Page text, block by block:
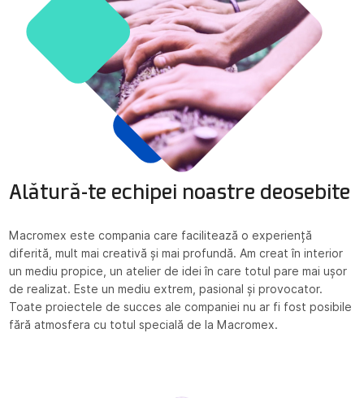
Alătură-te echipei noastre deosebite
Macromex este compania care facilitează o experiență
diferită, mult mai creativă și mai profundă. Am creat în interior
un mediu propice, un atelier de idei în care totul pare mai ușor
de realizat. Este un mediu extrem, pasional și provocator.
Toate proiectele de succes ale companiei nu ar fi fost posibile
fără atmosfera cu totul specială de la Macromex.